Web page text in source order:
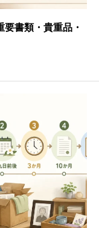
書類・貴重品・